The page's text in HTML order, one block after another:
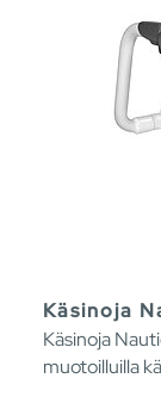
Käsinoja
Käsinoja
muotoilluilla